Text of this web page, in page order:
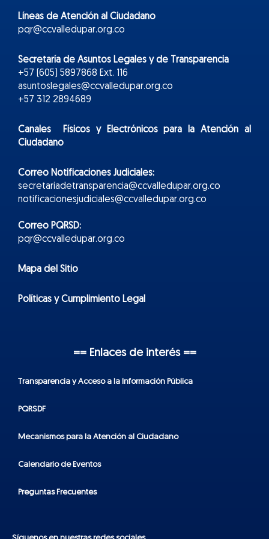
Líneas de Atención al Ciudadano
pqr@ccvalledupar.org.co
Secretaría de Asuntos Legales y de Transparencia
+57 (605) 5897868 Ext. 116
asuntoslegales@ccvalledupar.org.co
+57 312 2894689
Canales Físicos yElectrónicospara la Atención al
Ciudadano
Correo Notificaciones Judiciales:
secretariadetransparencia@ccvalledupar.org.co
notificacionesjudiciales@ccvalledupar.org.co
Correo PQRSD:
pqr@ccvalledupar.org.co
Mapa del Sitio
Políticas y Cumplimiento Legal
== Enlaces de interés ==
Transparencia y Acceso a la Información Pública
PQRSDF
Mecanismos para la Atención al Ciudadano
Calendario de Eventos
Preguntas Frecuentes